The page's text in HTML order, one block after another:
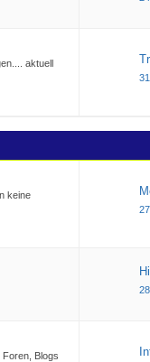
aktuell
keine
Blogs